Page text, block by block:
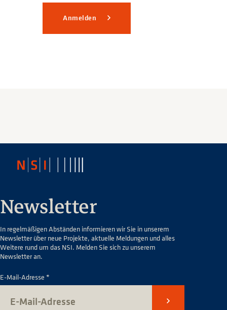
Anmelden
Newsletter
In regelmäßigen Abständen informieren wir Sie in unserem
Newsletter über neue Projekte, aktuelle Meldungen und alles
Weitere rund um das NSI. Melden Sie sich zu unserem
Newsletter an.
E-Mail-Adresse *
Senden